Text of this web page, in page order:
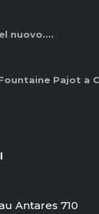
nuovo....
Pajot a
Antares 710